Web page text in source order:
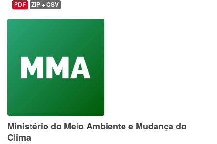
PDF ZIP + CSV
Ministério do Meio Ambiente e Mudança do
Clima